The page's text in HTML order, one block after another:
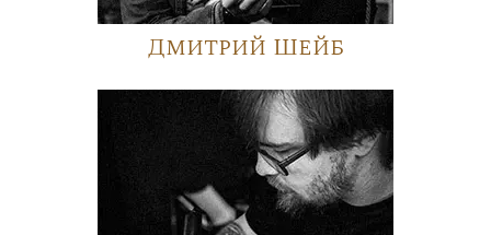
Дмитрий Шейб